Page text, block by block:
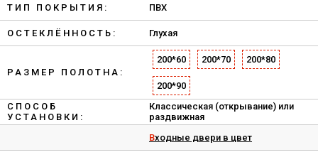
ТИП ПОКРЫТИЯ: ПВХ
ОСТЕКЛЁННОСТЬ: Глухая
РАЗМЕР ПОЛОТНА:
200*60 200*70 200*80
200*90
СПОСОБ
УСТАНОВКИ:
Классическая (открывание) или
раздвижная
Входные двери в цвет